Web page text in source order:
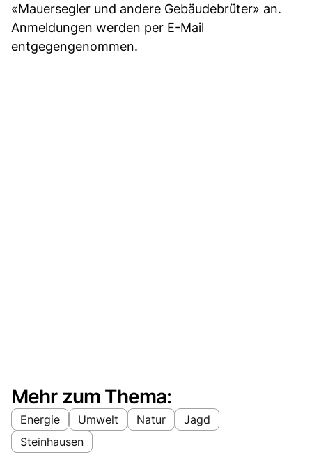
«Mauersegler und andere Gebäudebrüter» an.
Anmeldungen werden per E-Mail
entgegengenommen.
Mehr zum Thema:
Energie Umwelt Natur
Jagd
Steinhausen